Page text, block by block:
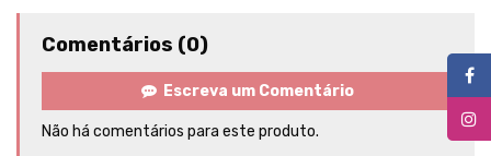
Comentários (0)
Escreva um Comentário
Não há comentários para este produto.